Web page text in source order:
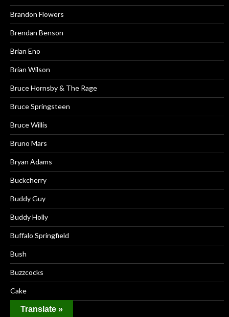
Brandon Flowers
Brendan Benson
Brian Eno
Brian Wilson
Bruce Hornsby & The Rage
Bruce Springsteen
Bruce Willis
Bruno Mars
Bryan Adams
Buckcherry
Buddy Guy
Buddy Holly
Buffalo Springfield
Bush
Buzzcocks
Cake
CanTranslate »